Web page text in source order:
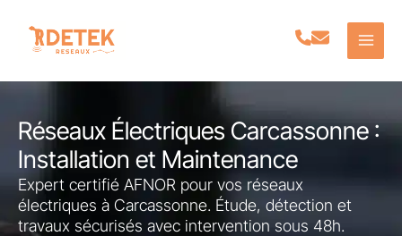
contenu
Réseaux Électriques Carcassonne :
Installation et Maintenance
Expert certifié AFNOR pour vos réseaux
électriques à Carcassonne. Étude, détection et
travaux sécurisés avec intervention sous 48h.